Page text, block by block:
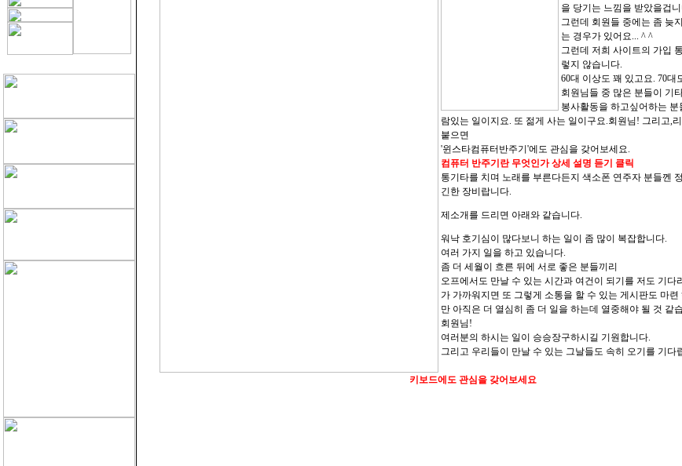
을 당기는 느낌을 받았을겁
그런데 회원들 중에는 좀 늦
는 경우가 있어요... ^ ^
그런데 저희 사이트의 가입
렇지 않습니다.
60대 이상도 꽤 있고요. 70대
회원님들 중 많은 분들이 기
봉사활동을 하고싶어하는 분
람있는 일이지요. 또 젊게 사는 일이구요.회원님! 그리고,
붙으면
'윈스타컴퓨터반주기'에도 관심을 갖어보세요.
컴퓨터 반주기란 무엇인가 상세 설명 듣기 클릭
통기타를 치며 노래를 부른다든지 색소폰 연주자 분들껜
긴한 장비랍니다.
제소개를 드리면 아래와 같습니다.
워낙 호기심이 많다보니 하는 일이 좀 많이 복잡합니다.
여러 가지 일을 하고 있습니다.
좀 더 세월이 흐른 뒤에 서로 좋은 분들끼리
오프에서도 만날 수 있는 시간과 여건이 되기를 저도 기다
가 가까워지면 또 그렇게 소통을 할 수 있는 게시판도 마련
만 아직은 더 열심히 좀 더 일을 하는데 열중해야 될 것 같
회원님!
여러분의 하시는 일이 승승장구하시길 기원합니다.
그리고 우리들이 만날 수 있는 그날들도 속히 오기를 기다
키보드에도 관심을 갖어보세요